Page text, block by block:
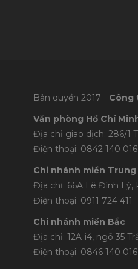
Bản quyền 2017 - Công
Văn phòng Hồ Chí
Địa chỉ giao dịch: 286/1
Điện thoại: 0842 140
Chi nhánh miền Trung
Địa chỉ: 66A Lê Đình Lý,
Điện thoại: 0911 724 411
Chi nhánh miền Bắc
Địa chỉ: 12A-i4, ngõ 35
Điện thoại: 0846 140 016